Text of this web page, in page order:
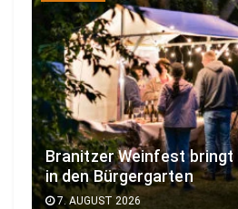
Branitzer Weinfest
in den Bürgergarten
7. AUGUST 2026